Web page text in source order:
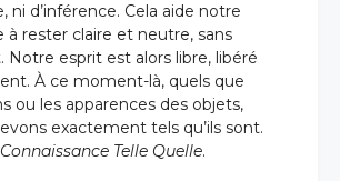
ni d’inférence. Cela aide notre
à rester claire et neutre, sans
esprit est alors libre, libéré
À ce moment-là, quels que
ou les apparences des objets,
exactement tels qu’ils sont.
Connaissance Telle Quelle.